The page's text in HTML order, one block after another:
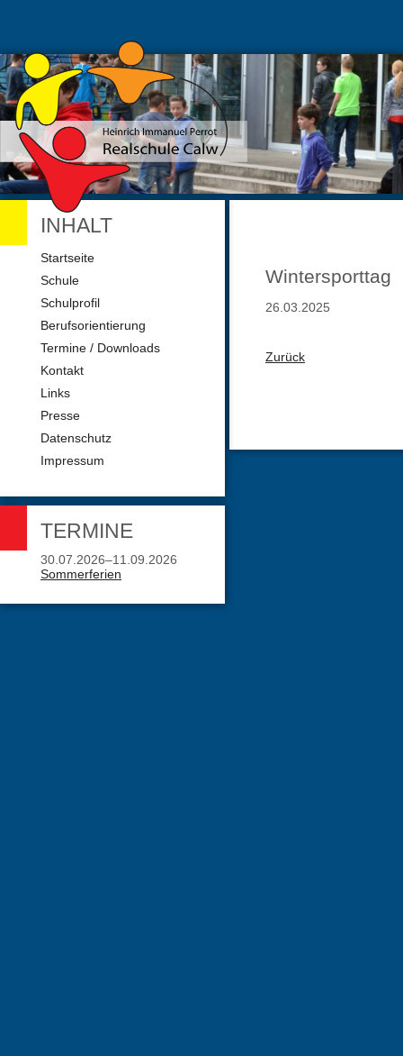
Wintersporttag
26.03.2025
Zurück
INHALT
Navigation
Startseite
Schule
Schulprofil
Berufsorientierung
Termine / Downloads
Kontakt
Links
Presse
Datenschutz
Impressum
TERMINE
30.07.2026–11.09.2026
Sommerferien